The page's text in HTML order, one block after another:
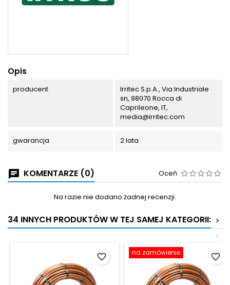
Opis
producent
Irritec S.p.A., Via Industriale
sn, 98070 Rocca di
Caprileone, IT,
media@irritec.com
gwarancja 2 lata
KOMENTARZE (0) Oceń
Na razie nie dodano żadnej recenzji.
34 INNYCH PRODUKTÓW W TEJ SAMEJ KATEGORII: >
<
favorite_border na zamówienie favorite_border